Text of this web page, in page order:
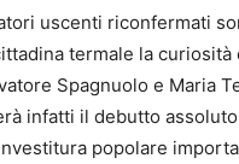
uscenti riconfermati
termale la
Spagnuolo e Maria
infatti il debutto
popolare